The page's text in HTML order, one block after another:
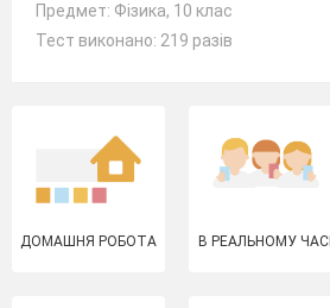
Предмет: Фізика, 10 клас
Тест виконано: 219 разів
ДОМАШНЯ РОБОТА В РЕАЛЬНОМУ ЧАСІ